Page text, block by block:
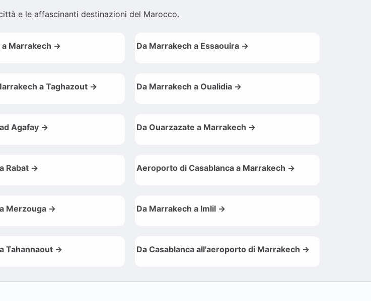
e le affascinanti destinazioni del Marocco.
a Marrakech → Da Marrakech a Essaouira →
a Taghazout → Da Marrakech a Oualidia →
Agafay → Da Ouarzazate a Marrakech →
Rabat → Aeroporto di Casablanca a Marrakech →
Merzouga → Da Marrakech a Imlil →
Tahannaout → Da Casablanca all'aeroporto di Marrakech →